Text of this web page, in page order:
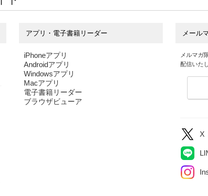
アプリ・電子書籍リーダー
iPhoneアプリ
Androidアプリ
Windowsアプリ
Macアプリ
電子書籍リーダー
ブラウザビューア
メール
メルマガ
配信いた
X